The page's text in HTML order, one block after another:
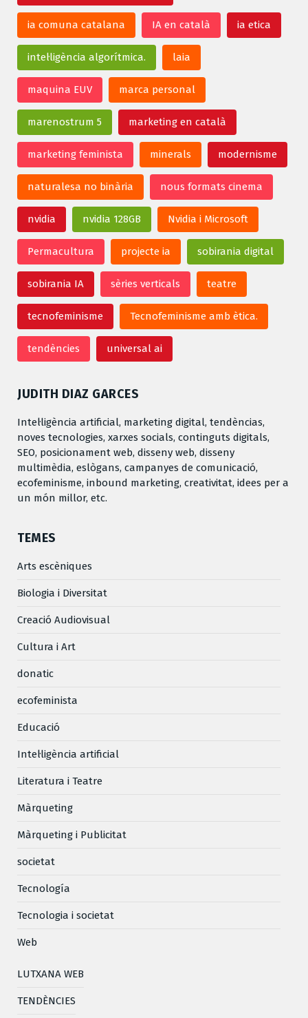
ia comuna catalana IA en català ia etica
intel·ligència algorítmica. laia
maquina EUV marca personal
marenostrum 5 marketing en català
marketing feminista minerals modernisme
naturalesa no binària nous formats cinema
nvidia nvidia 128GB Nvidia i Microsoft
Permacultura projecte ia sobirania digital
sobirania IA sèries verticals teatre
tecnofeminisme Tecnofeminisme amb ètica.
tendències universal ai
JUDITH DIAZ GARCES
Intel·ligència artificial, marketing digital, tendèncias,
noves tecnologies, xarxes socials, continguts digitals,
SEO, posicionament web, disseny web, disseny
multimèdia, eslògans, campanyes de comunicació,
ecofeminisme, inbound marketing, creativitat, idees per a
un món millor, etc.
TEMES
Arts escèniques
Biologia i Diversitat
Creació Audiovisual
Cultura i Art
donatic
ecofeminista
Educació
Intel·ligència artificial
Literatura i Teatre
Màrqueting
Màrqueting i Publicitat
societat
Tecnología
Tecnologia i societat
Web
LUTXANA WEB
TENDÈNCIES